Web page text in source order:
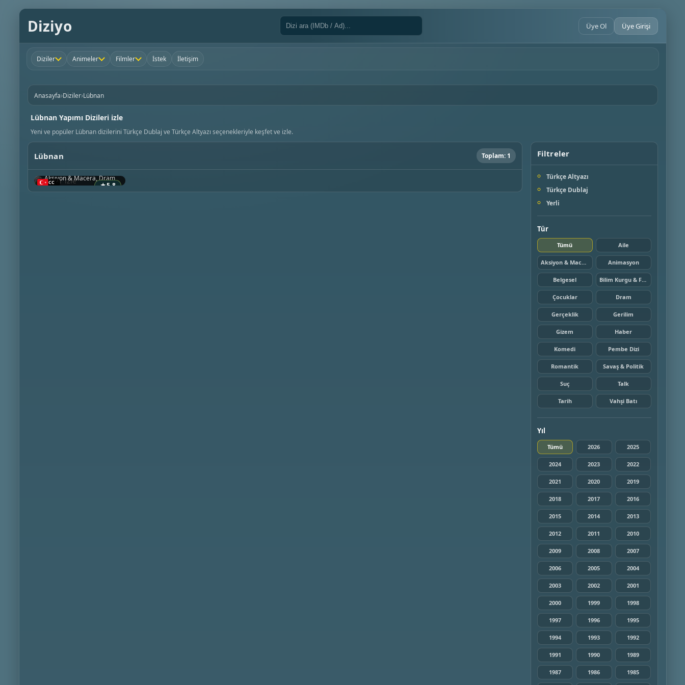
Diziyo Üye Ol Üye Girişi
Diziler Animeler Filmler İstek İletişim
Anasayfa›Diziler›Lübnan
Lübnan Yapımı Dizileri izle
Yeni ve popüler Lübnan dizilerini Türkçe Dublaj ve Türkçe Altyazı seçenekleriyle keşfet ve izle.
Lübnan Toplam: 1
★5.8
2019 • Lübnan
Aksiyon & Macera, Dram
Filtreler
Türkçe Altyazı
Türkçe Dublaj
Yerli
Tür
Tümü Aile
Aksiyon & Macera Animasyon
Belgesel Bilim Kurgu & Fantazi
Çocuklar Dram
Gerçeklik Gerilim
Gizem Haber
Komedi Pembe Dizi
Romantik Savaş & Politik
Suç Talk
Tarih Vahşi Batı
Yıl
Tümü 2026 2025
2024 2023 2022
2021 2020 2019
2018 2017 2016
2015 2014 2013
2012 2011 2010
2009 2008 2007
2006 2005 2004
2003 2002 2001
2000 1999 1998
1997 1996 1995
1994 1993 1992
1991 1990 1989
1987 1986 1985